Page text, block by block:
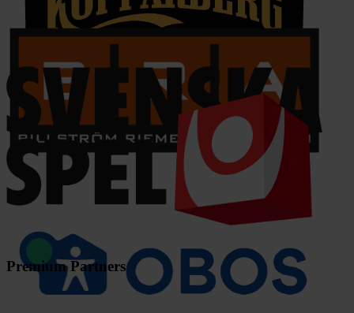
Premium Partners